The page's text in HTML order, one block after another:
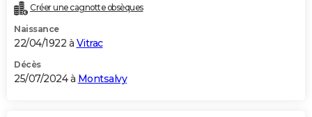
Créer une cagnotte obsèques
Naissance
22/04/1922 à Vitrac
Décès
25/07/2024 à Montsalvy